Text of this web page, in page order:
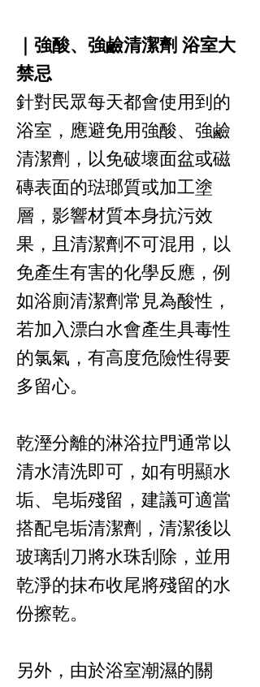
｜強酸、強鹼清潔劑 浴室大
禁忌
針對民眾每天都會使用到的
浴室，應避免用強酸、強鹼
清潔劑，以免破壞面盆或磁
磚表面的琺瑯質或加工塗
層，影響材質本身抗污效
果，且清潔劑不可混用，以
免產生有害的化學反應，例
如浴廁清潔劑常見為酸性，
若加入漂白水會產生具毒性
的氯氣，有高度危險性得要
多留心。
乾溼分離的淋浴拉門通常以
清水清洗即可，如有明顯水
垢、皂垢殘留，建議可適當
搭配皂垢清潔劑，清潔後以
玻璃刮刀將水珠刮除，並用
乾淨的抹布收尾將殘留的水
份擦乾。
另外，由於浴室潮濕的關